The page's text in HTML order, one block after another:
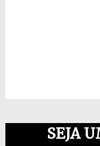
SEJA